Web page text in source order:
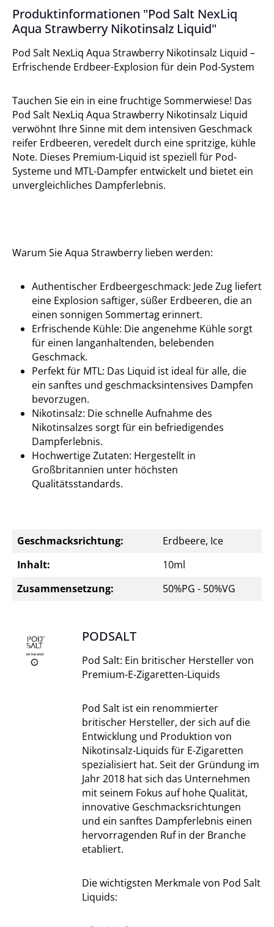
Produktinformationen "Pod Salt NexLiq
Aqua Strawberry Nikotinsalz Liquid"
Pod Salt NexLiq Aqua Strawberry Nikotinsalz Liquid –
Erfrischende Erdbeer-Explosion für dein Pod-System
Tauchen Sie ein in eine fruchtige Sommerwiese! Das
Pod Salt NexLiq Aqua Strawberry Nikotinsalz Liquid
verwöhnt Ihre Sinne mit dem intensiven Geschmack
reifer Erdbeeren, veredelt durch eine spritzige, kühle
Note. Dieses Premium-Liquid ist speziell für Pod-
Systeme und MTL-Dampfer entwickelt und bietet ein
unvergleichliches Dampferlebnis.
Warum Sie Aqua Strawberry lieben werden:
Authentischer Erdbeergeschmack: Jede Zug liefert
eine Explosion saftiger, süßer Erdbeeren, die an
einen sonnigen Sommertag erinnert.
Erfrischende Kühle: Die angenehme Kühle sorgt
für einen langanhaltenden, belebenden
Geschmack.
Perfekt für MTL: Das Liquid ist ideal für alle, die
ein sanftes und geschmacksintensives Dampfen
bevorzugen.
Nikotinsalz: Die schnelle Aufnahme des
Nikotinsalzes sorgt für ein befriedigendes
Dampferlebnis.
Hochwertige Zutaten: Hergestellt in
Großbritannien unter höchsten
Qualitätsstandards.
Geschmacksrichtung:
Erdbeere, Ice
Inhalt:
10ml
Zusammensetzung:
50%PG - 50%VG
PODSALT
Pod Salt: Ein britischer Hersteller von
Premium-E-Zigaretten-Liquids
Pod Salt ist ein renommierter
britischer Hersteller, der sich auf die
Entwicklung und Produktion von
Nikotinsalz-Liquids für E-Zigaretten
spezialisiert hat. Seit der Gründung im
Jahr 2018 hat sich das Unternehmen
mit seinem Fokus auf hohe Qualität,
innovative Geschmacksrichtungen
und ein sanftes Dampferlebnis einen
hervorragenden Ruf in der Branche
etabliert.
Die wichtigsten Merkmale von Pod Salt
Liquids: